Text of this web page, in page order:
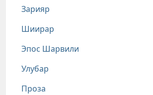
Зарияр
Шиирар
Эпос Шарвили
Улубар
Проза